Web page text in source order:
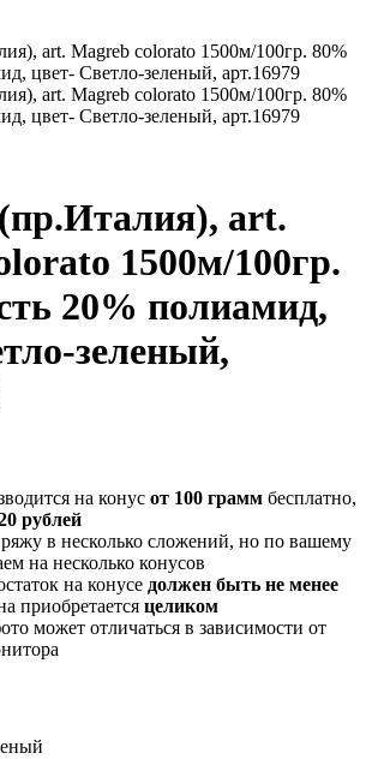
art.
1500м/100гр.
20% полиамид,
зеленый,
на конус от 100 грамм бесплатно,
рублей
в несколько сложений, но по вашему
на несколько конусов
на конусе должен быть не менее
приобретается целиком
может отличаться в зависимости от